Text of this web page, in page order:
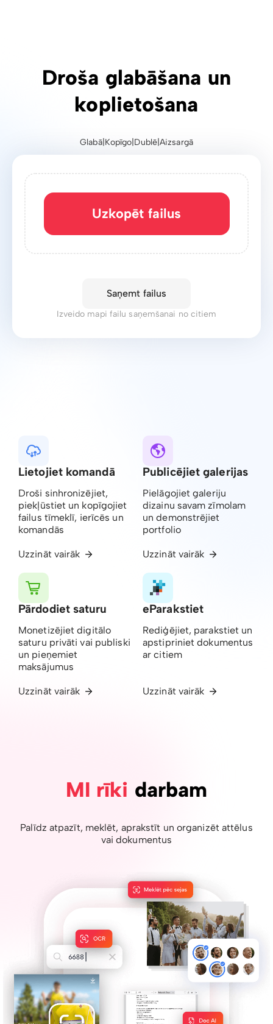
Uzticama un ātra lielu
failu pārsūtīšana
Uzkopēt failus
Saņemt failus
Izveido mapi failu saņemšanai no citiem
Lietojiet komandā
Droši sinhronizējiet,
piekļūstiet un kopīgojiet
failus tīmeklī, ierīcēs un
komandās
Uzzināt vairāk
Publicējiet galerijas
Pielāgojiet galeriju
dizainu savam zīmolam
un demonstrējiet
portfolio
Uzzināt vairāk
Pārdodiet saturu
Monetizējiet digitālo
saturu privāti vai publiski
un pieņemiet
maksājumus
Uzzināt vairāk
eParakstiet
Rediģējiet, parakstiet un
apstipriniet dokumentus
ar citiem
Uzzināt vairāk
MI rīki darbam
Palīdz atpazīt, meklēt, aprakstīt un organizēt attēlus
vai dokumentus